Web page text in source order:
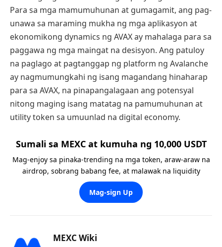
Para sa mga mamumuhunan at gumagamit, ang pag-
unawa sa maraming mukha ng mga aplikasyon at
ekonomikong dynamics ng AVAX ay mahalaga para sa
paggawa ng mga maingat na desisyon. Ang patuloy
na paglago at pagtanggap ng platform ng Avalanche
ay nagmumungkahi ng isang magandang hinaharap
para sa AVAX, na pinapangalagaan ang potensyal
nitong maging isang matatag na pamumuhunan at
utility token sa umuunlad na digital economy.
Sumali sa MEXC at kumuha ng 10,000 USDT
Mag-enjoy sa pinaka-trending na mga token, araw-araw na
airdrop, sobrang babang fee, at malawak na liquidity
Mag-sign Up
MEXC Wiki